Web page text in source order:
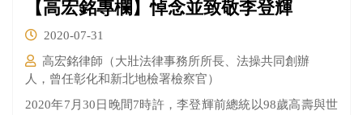
【高宏銘專欄】悼念並致敬李登輝
2020-07-31
高宏銘律師（大壯法律事務所所長、法操共同創辦
人，曾任彰化和新北地檢署檢察官）
2020年7月30日晚間7時許，李登輝前總統以98歲高壽與世